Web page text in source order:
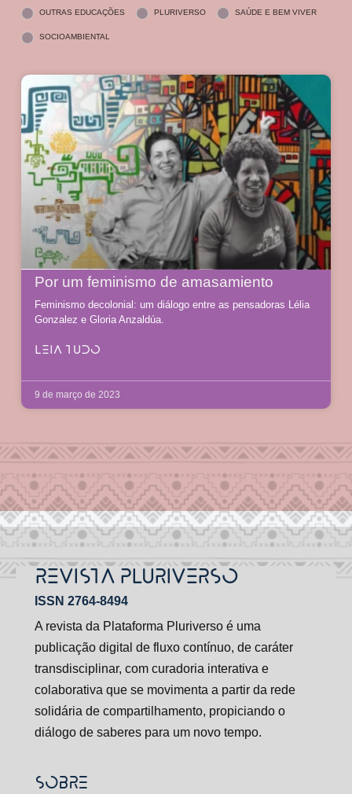
OUTRAS EDUCAÇÕES PLURIVERSO SAÚDE E BEM VIVER
SOCIOAMBIENTAL
Por um feminismo de amasamiento
Feminismo decolonial: um diálogo entre as pensadoras Lélia
Gonzalez e Gloria Anzaldúa.
LEIA TUDO
9 de março de 2023
REVISTA PLURIVERSO
ISSN 2764-8494
A revista da Plataforma Pluriverso é uma
publicação digital de fluxo contínuo, de caráter
transdisciplinar, com curadoria interativa e
colaborativa que se movimenta a partir da rede
solidária de compartilhamento, propiciando o
diálogo de saberes para um novo tempo.
SOBRE